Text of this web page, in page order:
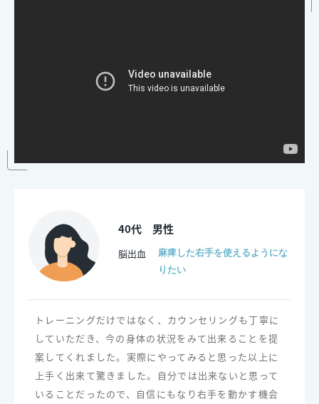
40代 男性
脳出血
麻痺した右手を使えるようにな
りたい
トレーニングだけではなく、カウンセリングも丁寧に
していただき、今の身体の状況をみて出来ることを提
案してくれました。実際にやってみると思った以上に
上手く出来て驚きました。自分では出来ないと思って
いることだったので、自信にもなり右手を動かす機会